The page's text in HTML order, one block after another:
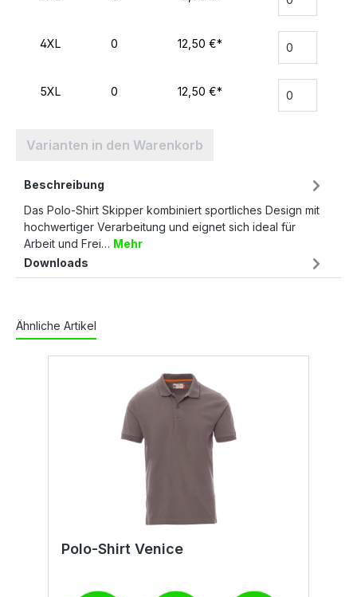
4XL 0 12,50 €*
5XL 0 12,50 €*
Varianten in den Warenkorb
Beschreibung
Das Polo-Shirt Skipper kombiniert sportliches Design mit
hochwertiger Verarbeitung und eignet sich ideal für
Arbeit und Frei… Mehr
Downloads
Ähnliche Artikel
Polo-Shirt Venice